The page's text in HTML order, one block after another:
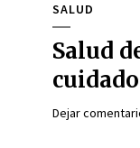
SALUD
Salud
Dejar